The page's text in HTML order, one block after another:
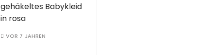
gehäkeltes Babykleid
in rosa
VOR 7 JAHREN